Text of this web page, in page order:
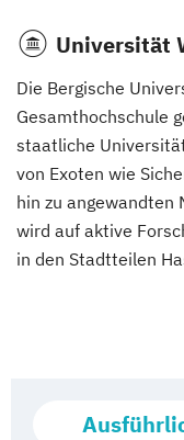
Universität
Die Bergische
Gesamthochschule
staatliche
von Exoten wie
hin zu angewandten
wird auf aktive
in den Stadtteilen